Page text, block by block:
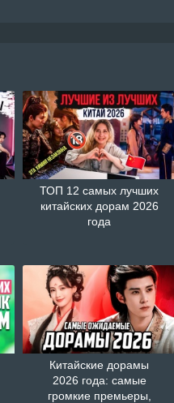
ТОП 12 самых лучших
китайских дорам 2026
года
Китайские дорамы
2026 года: самые
громкие премьеры,